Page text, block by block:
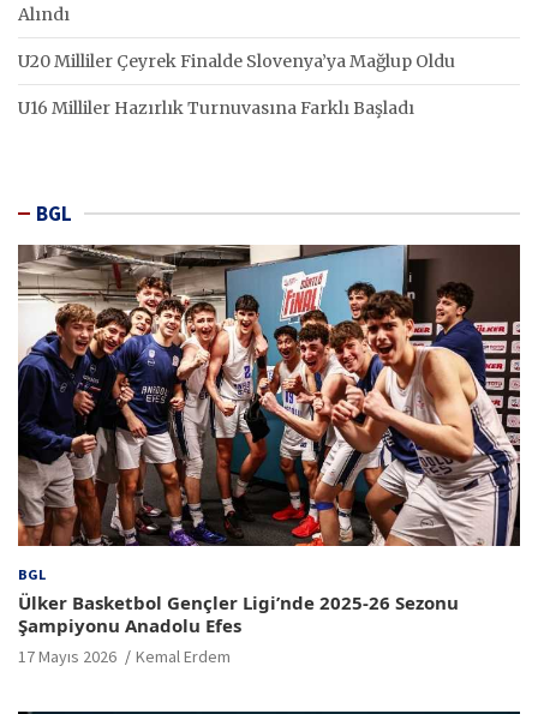
Alındı
U20 Milliler Çeyrek Finalde Slovenya’ya Mağlup Oldu
U16 Milliler Hazırlık Turnuvasına Farklı Başladı
BGL
BGL
Ülker Basketbol Gençler Ligi’nde 2025-26 Sezonu
Şampiyonu Anadolu Efes
17 Mayıs 2026 Kemal Erdem